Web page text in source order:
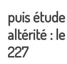
puis
altérité : le
227